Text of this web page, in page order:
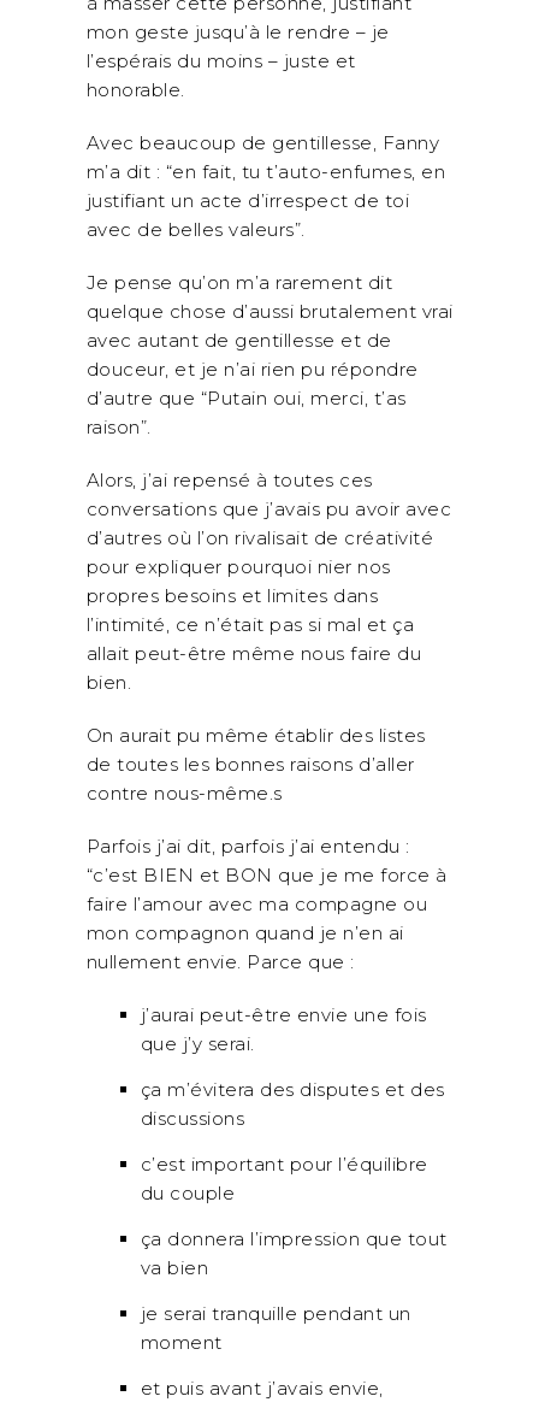
mon geste jusqu’à le rendre – je
l’espérais du moins – juste et
honorable.
Avec beaucoup de gentillesse, Fanny
m’a dit : “en fait, tu t’auto-enfumes, en
justifiant un acte d’irrespect de toi
avec de belles valeurs”.
Je pense qu’on m’a rarement dit
quelque chose d’aussi brutalement vrai
avec autant de gentillesse et de
douceur, et je n’ai rien pu répondre
d’autre que “Putain oui, merci, t’as
raison”.
Alors, j’ai repensé à toutes ces
conversations que j’avais pu avoir avec
d’autres où l’on rivalisait de créativité
pour expliquer pourquoi nier nos
propres besoins et limites dans
l’intimité, ce n’était pas si mal et ça
allait peut-être même nous faire du
bien.
On aurait pu même établir des listes
de toutes les bonnes raisons d’aller
contre nous-même.s
Parfois j’ai dit, parfois j’ai entendu :
“c’est BIEN et BON que je me force à
faire l’amour avec ma compagne ou
mon compagnon quand je n’en ai
nullement envie. Parce que :
j’aurai peut-être envie une fois
que j’y serai.
ça m’évitera des disputes et des
discussions
c’est important pour l’équilibre
du couple
ça donnera l’impression que tout
va bien
je serai tranquille pendant un
moment
et puis avant j’avais envie,